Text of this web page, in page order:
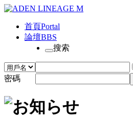
首頁Portal
論壇BBS
搜索
密碼